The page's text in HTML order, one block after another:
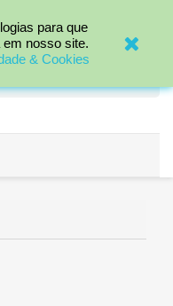
para que
nosso site.
& Cookies